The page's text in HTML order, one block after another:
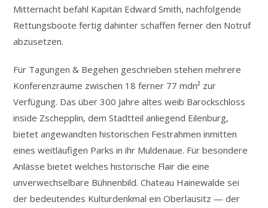
Mitternacht befahl Kapitän Edward Smith, nachfolgende
Rettungsboote fertig dahinter schaffen ferner den Notruf
abzusetzen.
Für Tagungen & Begehen geschrieben stehen mehrere
Konferenzräume zwischen 18 ferner 77 mdn² zur
Verfügung. Das über 300 Jahre altes weib Barockschloss
inside Zschepplin, dem Stadtteil anliegend Eilenburg,
bietet angewandten historischen Festrahmen inmitten
eines weitläufigen Parks in ihr Muldenaue. Für besondere
Anlässe bietet welches historische Flair die eine
unverwechselbare Bühnenbild. Chateau Hainewalde sei
der bedeutendes Kulturdenkmal ein Oberlausitz — der